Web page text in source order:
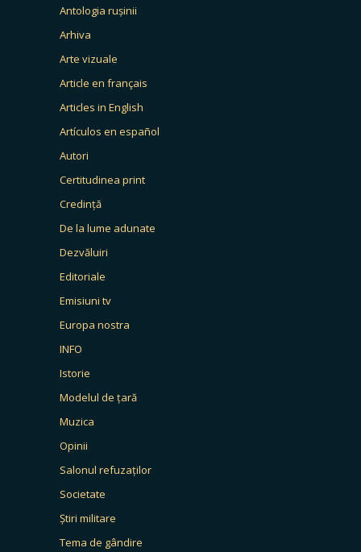
Antologia rușinii
Arhiva
Arte vizuale
Article en français
Articles in English
Artículos en español
Autori
Certitudinea print
Credință
De la lume adunate
Dezvăluiri
Editoriale
Emisiuni tv
Europa nostra
INFO
Istorie
Modelul de țară
Muzica
Opinii
Salonul refuzaților
Societate
Știri militare
Tema de gândire